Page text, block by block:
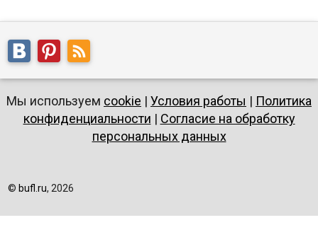
Мы используем cookie | Условия работы | Политика
конфиденциальности | Согласие на обработку
персональных данных
© bufl.ru, 2026